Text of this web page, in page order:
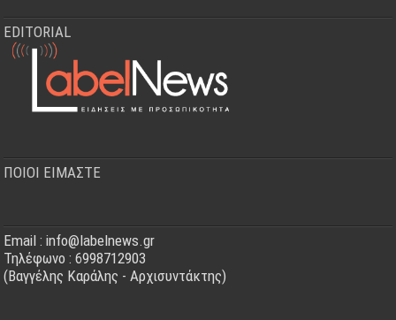
EDITORIAL
ΠΟΙΟΙ ΕΙΜΑΣΤΕ
Email : info@labelnews.gr
Τηλέφωνο : 6998712903
(Βαγγέλης Καράλης - Αρχισυντάκτης)